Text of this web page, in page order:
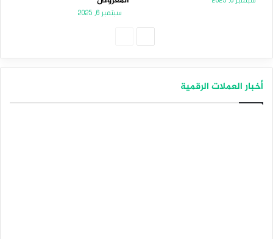
سبتمبر 6, 2025
أخبار العملات الرقمية